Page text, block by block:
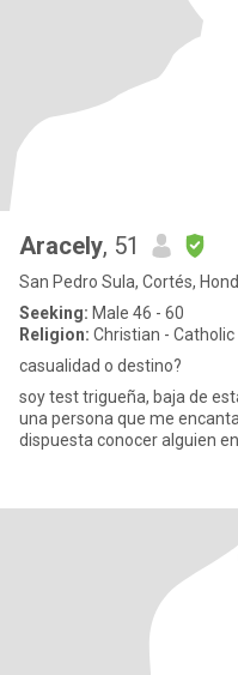
Aracely, 51
San Pedro Sula, Cortés,
Seeking: Male 46 - 60
Religion: Christian - Catholic
casualidad o destino?
soy test trigueña, baja de
una persona que me
dispuesta conocer alguien